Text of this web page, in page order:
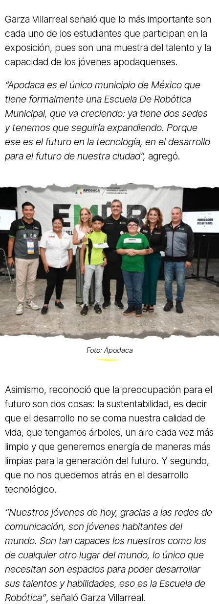
Garza Villarreal señaló que lo más importante son
cada uno de los estudiantes que participan en la
exposición, pues son una muestra del talento y la
capacidad de los jóvenes apodaquenses.
“Apodaca es el único municipio de México que
tiene formalmente una Escuela De Robótica
Municipal, que va creciendo: ya tiene dos sedes
y tenemos que seguirla expandiendo. Porque
ese es el futuro en la tecnología, en el desarrollo
para el futuro de nuestra ciudad”, agregó.
Foto: Apodaca
Asimismo, reconoció que la preocupación para el
futuro son dos cosas: la sustentabilidad, es decir
que el desarrollo no se coma nuestra calidad de
vida, que tengamos árboles, un aire cada vez más
limpio y que generemos energía de maneras más
limpias para la generación del futuro. Y segundo,
que no nos quedemos atrás en el desarrollo
tecnológico.
“Nuestros jóvenes de hoy, gracias a las redes de
comunicación, son jóvenes habitantes del
mundo. Son tan capaces los nuestros como los
de cualquier otro lugar del mundo, lo único que
necesitan son espacios para poder desarrollar
sus talentos y habilidades, eso es la Escuela de
Robótica”, señaló Garza Villarreal.